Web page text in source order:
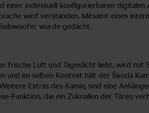
individuell konfigurierbaren digitalen
wird verstanden. Mitsamt eines
wurde gedacht.
frische Luft und Tageslicht liebt, wird mit
und im selben Kontext hält der Škoda
Extras des Kamiq sind eine
Funktion, die ein Zuknallen der Türen